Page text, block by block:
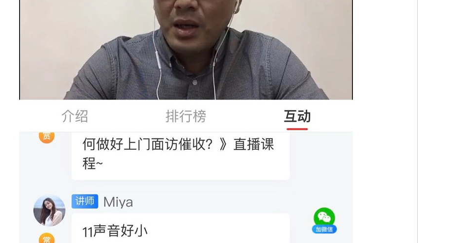
做“应收账款催收与风险防控”内训
题的企业提供应“收账款催收技巧”课程
收账款催收技巧”培训
”培训
催收技巧培训
风险防控》线下培训顺利完成
做“应收账款催收与风险防范”培训
人员做“应收账款催收”培训
风险防控》线下培训顺利完成
收与风险控制”课程顺利完成
做“当前形势下应对不同债务人的催收施压方式与技巧”专题培训圆满完成
风险防控》线下培训顺利完成
险防控》线下培训顺利完成
险防控》线下培训顺利完成